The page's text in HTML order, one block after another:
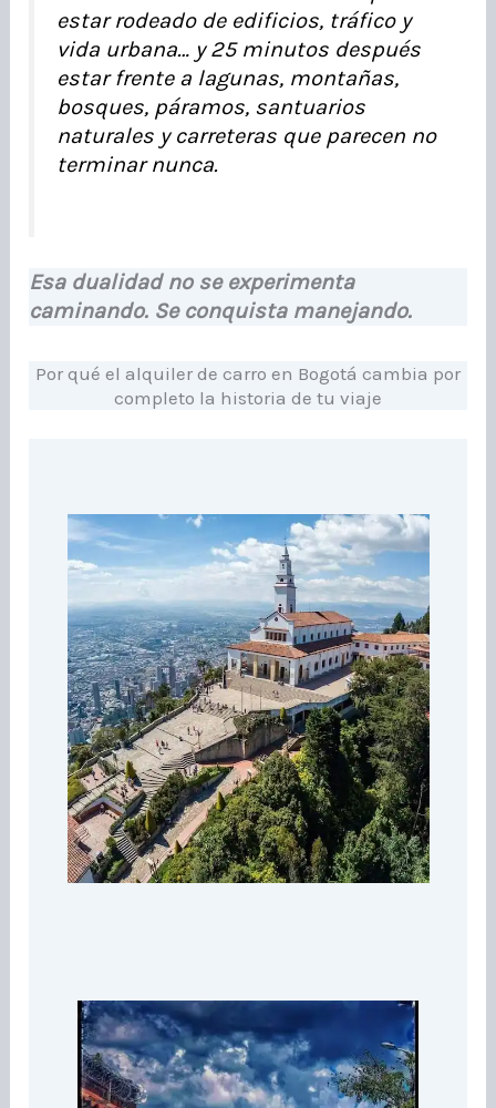
estar rodeado de edificios, tráfico y
vida urbana… y 25 minutos después
estar frente a lagunas, montañas,
bosques, páramos, santuarios
naturales y carreteras que parecen no
terminar nunca.
Esa dualidad no se experimenta
caminando. Se conquista manejando.
Por qué el alquiler de carro en Bogotá cambia por
completo la historia de tu viaje